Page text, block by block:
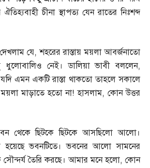
চীনা স্থাপত্য যেন রাতের নিঃশব্দ
যে,শহরের রাস্তায় ময়লা আবর্জনাতো
নেই। ডালিয়া ভাবী বললেন,
এমন একটি রাস্তা থাকতো তাহলে সকালে
মাড়াতে হতো না!হাসলাম, কোন উত্তর
থেকে ছিটকে ছিটকে আসছিলো আলো।
হয়েছে ভবনটিতে। ভবনের আলো সামনের
তৈরি করছে। আমার মনে হলো, কোন